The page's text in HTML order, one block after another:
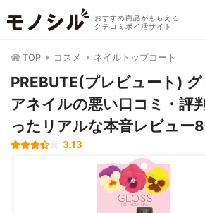
おすすめ商品がもらえる
クチコミポイ活サイト
TOP コスメ ネイルトップコート
PREBUTE(プレビュート)
アネイルの悪い口コミ・評
ったリアルな本音レビュー
3.13